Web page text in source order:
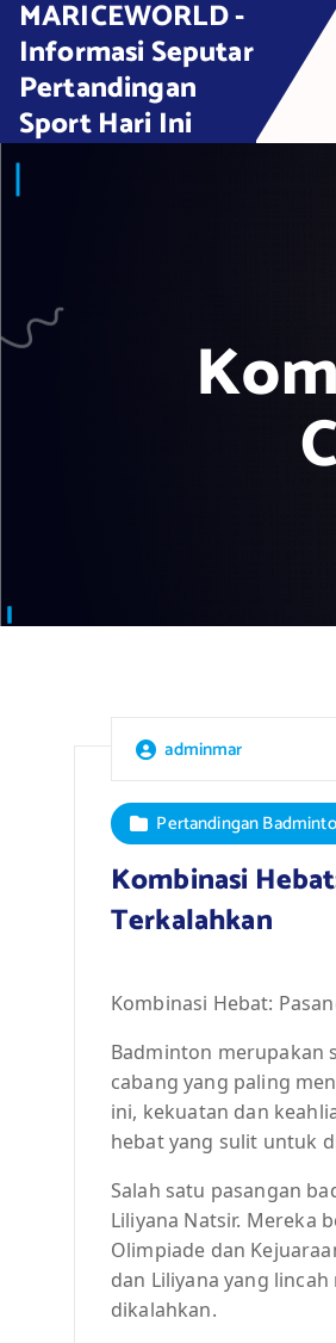
n
MARICEWORLD -
Informasi Seputar
Pertandingan
Sport Hari Ini
adminmar
Pertandingan
Kombinasi
Terkalahkan
Kombinasi Hebat:
Badminton merupakan
cabang yang paling
ini, kekuatan dan
hebat yang sulit untuk
Salah satu pasangan
Liliyana Natsir. Mereka
Olimpiade dan
dan Liliyana yang
dikalahkan.